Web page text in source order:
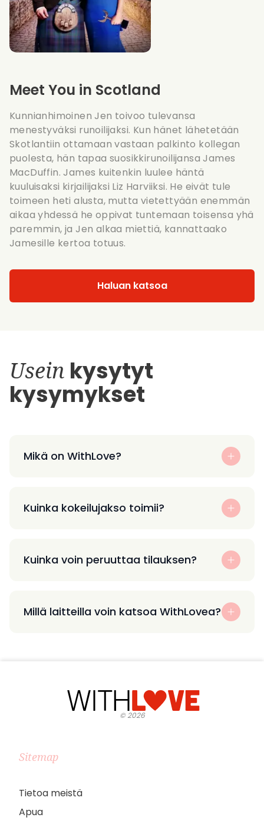
Meet You in Scotland
Kunnianhimoinen Jen toivoo tulevansa
menestyväksi runoilijaksi. Kun hänet lähetetään
Skotlantiin ottamaan vastaan palkinto kollegan
puolesta, hän tapaa suosikkirunoilijansa James
MacDuffin. James kuitenkin luulee häntä
kuuluisaksi kirjailijaksi Liz Harviiksi. He eivät tule
toimeen heti alusta, mutta vietettyään enemmän
aikaa yhdessä he oppivat tuntemaan toisensa yhä
paremmin, ja Jen alkaa miettiä, kannattaako
Jamesille kertoa totuus.
Haluan katsoa
Usein kysytyt
kysymykset
Mikä on WithLove?
Kuinka kokeilujakso toimii?
Kuinka voin peruuttaa tilauksen?
Millä laitteilla voin katsoa WithLovea?
©2026
Sitemap
Tietoa meistä
Apua